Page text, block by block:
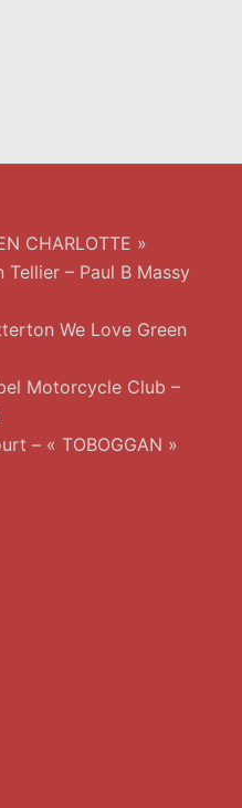
CHARLOTTE »
– Paul B Massy
We Love Green
Motorcycle Club –
– « TOBOGGAN »